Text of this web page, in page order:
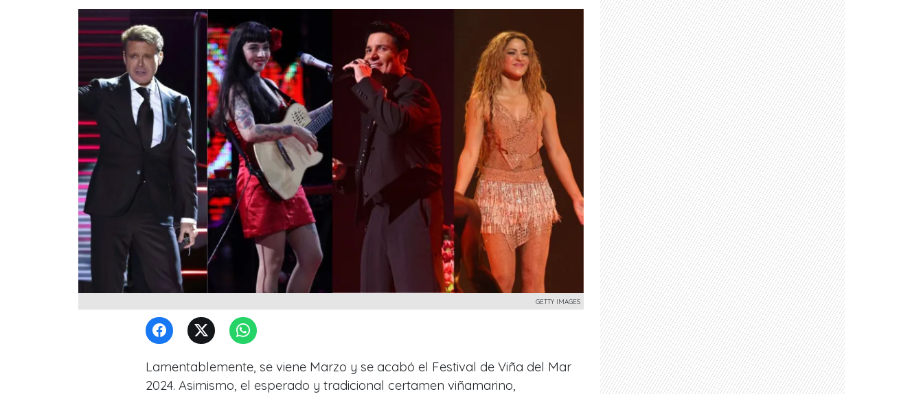
GETTY IMAGES
Lamentablemente, se viene Marzo y se acabó el Festival de Viña del Mar
2024. Asimismo, el esperado y tradicional certamen viñamarino,